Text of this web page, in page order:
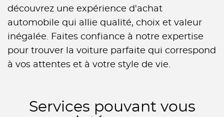
découvrez une expérience d'achat
automobile qui allie qualité, choix et valeur
inégalée. Faites confiance à notre expertise
pour trouver la voiture parfaite qui correspond
à vos attentes et à votre style de vie.
Services pouvant vous